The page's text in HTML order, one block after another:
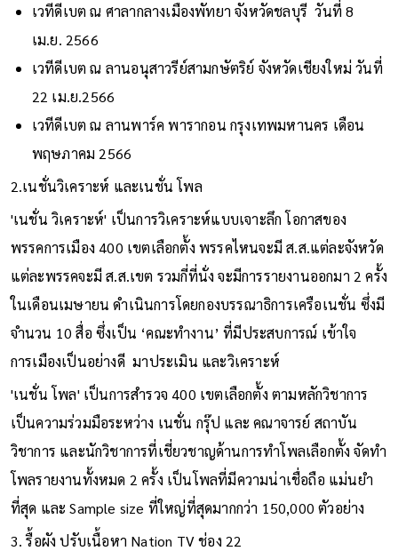
เวทีดีเบต ณ ศาลากลางเมืองพัทยา จังหวัดชลบุรี วันที่ 8
เม.ย. 2566
เวทีดีเบต ณ ลานอนุสาวรีย์สามกษัตริย์ จังหวัดเชียงใหม่ วันที่
22 เม.ย.2566
เวทีดีเบต ณ ลานพาร์ค พารากอน กรุงเทพมหานคร เดือน
พฤษภาคม 2566
2.เนชั่นวิเคราะห์ และเนชั่น โพล
'เนชั่น วิเคราะห์' เป็นการวิเคราะห์แบบเจาะลึก โอกาสของ
พรรคการเมือง 400 เขตเลือกตั้ง พรรคไหนจะมี ส.ส.แต่ละจังหวัด
แต่ละพรรคจะมี ส.ส.เขต รวมกี่ที่นั่ง จะมีการรายงานออกมา 2 ครั้ง
ในเดือนเมษายน ดำเนินการโดยกองบรรณาธิการเครือเนชั่น ซึ่งมี
จำนวน 10 สื่อ ซึ่งเป็น ‘คณะทำงาน’ ที่มีประสบการณ์ เข้าใจ
การเมืองเป็นอย่างดี มาประเมิน และวิเคราะห์
'เนชั่น โพล' เป็นการสำรวจ 400 เขตเลือกตั้ง ตามหลักวิชาการ
เป็นความร่วมมือระหว่าง เนชั่น กรุ๊ป และ คณาจารย์ สถาบัน
วิชาการ และนักวิชาการที่เชี่ยวชาญด้านการทำโพลเลือกตั้ง จัดทำ
โพลรายงานทั้งหมด 2 ครั้ง เป็นโพลที่มีความน่าเชื่อถือ แม่นยำ
ที่สุด และ Sample size ที่ใหญ่ที่สุดมากกว่า 150,000 ตัวอย่าง
3. รื้อผัง ปรับเนื้อหา Nation TV ช่อง 22